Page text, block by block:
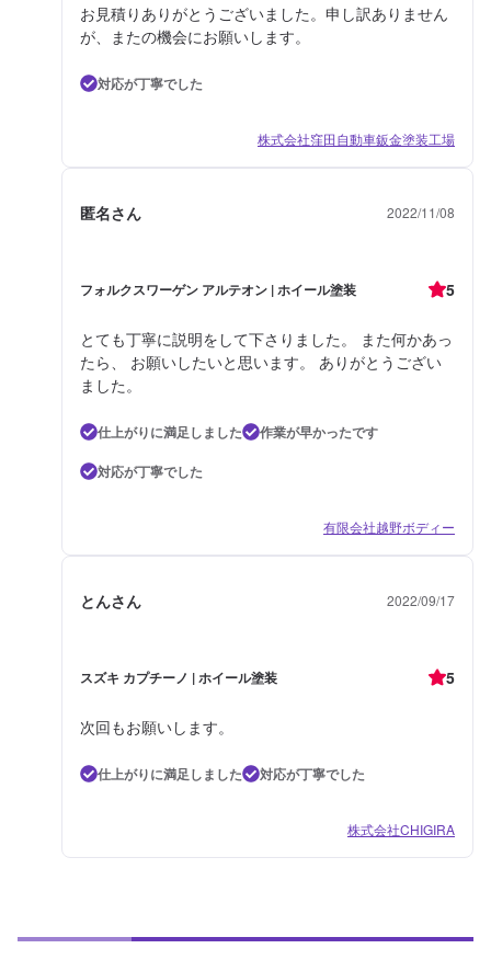
お見積りありがとうございました。申し訳ありません
が、またの機会にお願いします。
対応が丁寧でした
株式会社窪田自動車鈑金塗装工場
匿名さん 2022/11/08
フォルクスワーゲン アルテオン | ホイール塗装 5
とても丁寧に説明をして下さりました。 また何かあっ
たら、 お願いしたいと思います。 ありがとうござい
ました。
仕上がりに満足しました
作業が早かったです
対応が丁寧でした
有限会社越野ボディー
とんさん 2022/09/17
スズキ カプチーノ | ホイール塗装 5
次回もお願いします。
仕上がりに満足しました 対応が丁寧でした
株式会社CHIGIRA